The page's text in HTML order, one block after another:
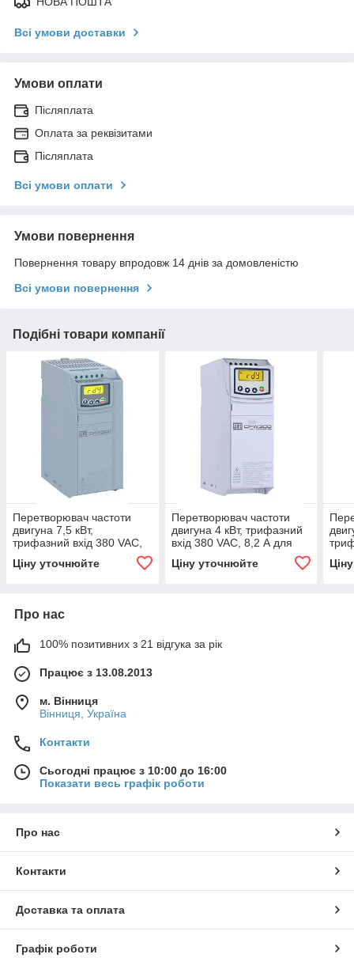
Всі умови доставки
Умови оплати
Післяплата
Оплата за реквізитами
Післяплата
Всі умови оплати
Умови повернення
Повернення товару впродовж 14 днів за домовленістю
Всі умови повернення
Подібні товари компанії
Перетворювач частоти
двигуна 7,5 кВт,
трифазний вхід 380 VAC,
Ціну уточнюйте
Перетворювач частоти
двигуна 4 кВт, трифазний
вхід 380 VAC, 8,2 А для
динамічного гальмування
Ціну уточнюйте
Про нас
100% позитивних з 21 відгука за рік
Працює з 13.08.2013
м. Вінниця
Вінниця, Україна
Контакти
Сьогодні працює з 10:00 до 16:00
Показати весь графік роботи
Про нас
Контакти
Доставка та оплата
Графік роботи